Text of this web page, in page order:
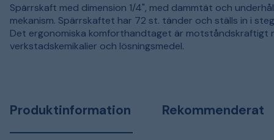
Spärrskaft med dimension 1/4", med dammtät och
mekanism. Spärrskaftet har 72 st. tänder och ställs in i
Det ergonomiska komforthandtaget är motståndskraftigt
verkstadskemikalier och lösningsmedel.
Produktinformation Rekommenderat